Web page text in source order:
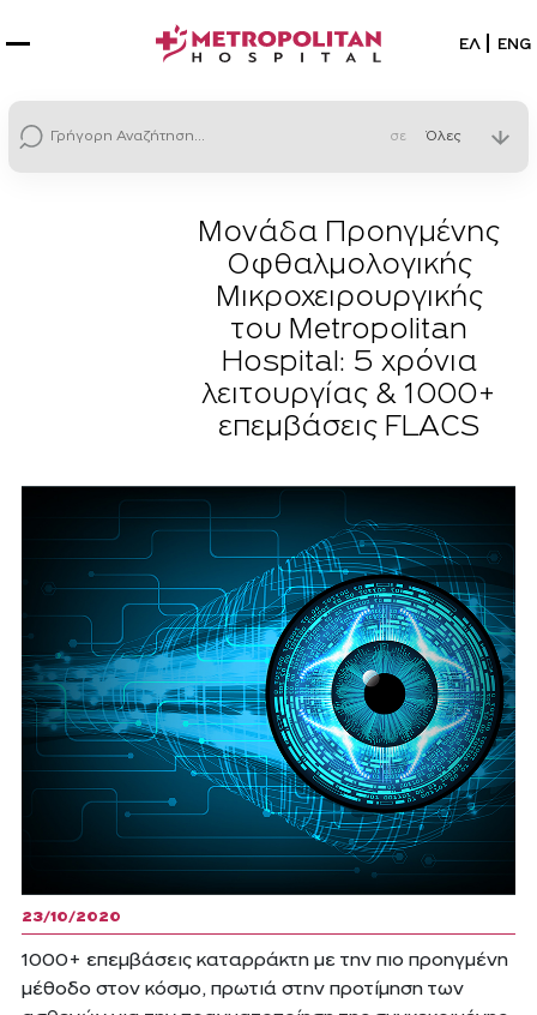
ΕΛ ENG
σε
Μονάδα Προηγμένης
Οφθαλμολογικής
Μικροχειρουργικής
του Metropolitan
Hospital: 5 χρόνια
λειτουργίας & 1000+
επεμβάσεις FLACS
23/10/2020
1000+ επεμβάσεις καταρράκτη με την πιο προηγμένη
μέθοδο στον κόσμο, πρωτιά στην προτίμηση των